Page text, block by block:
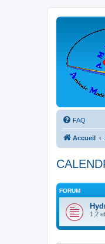
FAQ
Accueil
FORUM
1,2